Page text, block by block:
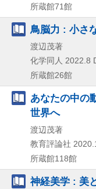
所蔵館71館
鳥脳力 : 小さ
渡辺茂著
化学同人 2022.8
所蔵館26館
あなたの中の
世界へ
渡辺茂著
教育評論社
所蔵館118館
神経美学 : 美